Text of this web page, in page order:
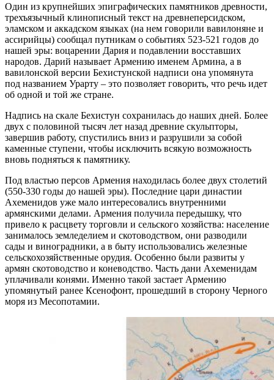
Один из крупнейших эпиграфических памятников древности,
трехъязычный клинописный текст на древнеперсидском,
эламском и аккадском языках (на нем говорили вавилоняне и
ассирийцы) сообщал путникам о событиях 523-521 годов до
нашей эры: воцарении Дария и подавлении восставших
народов. Дарий называет Армению именем Армина, а в
вавилонской версии Бехистунской надписи она упомянута
под названием Урарту – это позволяет говорить, что речь идет
об одной и той же стране.
Надпись на скале Бехистун сохранилась до наших дней. Более
двух с половиной тысяч лет назад древние скульпторы,
завершив работу, спустились вниз и разрушили за собой
каменные ступени, чтобы исключить всякую возможность
вновь подняться к памятнику.
Под властью персов Армения находилась более двух столетий
(550-330 годы до нашей эры). Последние цари династии
Ахеменидов уже мало интересовались внутренними
армянскими делами. Армения получила передышку, что
привело к расцвету торговли и сельского хозяйства: население
занималось земледелием и скотоводством, они разводили
сады и виноградники, а в быту использовались железные
сельскохозяйственные орудия. Особенно были развиты у
армян скотоводство и коневодство. Часть дани Ахеменидам
уплачивали конями. Именно такой застает Армению
упомянутый ранее Ксенофонт, прошедший в сторону Черного
моря из Месопотамии.